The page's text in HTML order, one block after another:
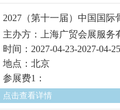
2027（第十一届）中国国际
主办方：上海广贸会展服务
时间：2027-04-23-2027-04-25
地点：北京
参展费1：
点击查看详情